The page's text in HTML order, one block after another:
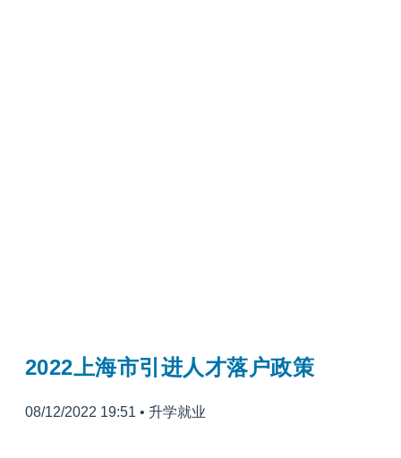
2022上海市引进人才落户政策
08/12/2022 19:51 • 升学就业